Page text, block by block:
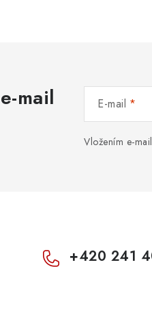
mail E-mail
Vložením e-
+420 241